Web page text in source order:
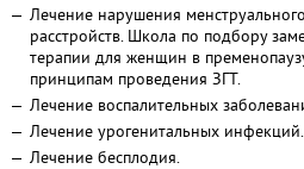
Лечение нарушения
расстройств. Школа по подбору
терапии для женщин в
принципам проведения ЗГТ.
Лечение воспалительных
Лечение урогенитальных инфекций.
Лечение бесплодия.